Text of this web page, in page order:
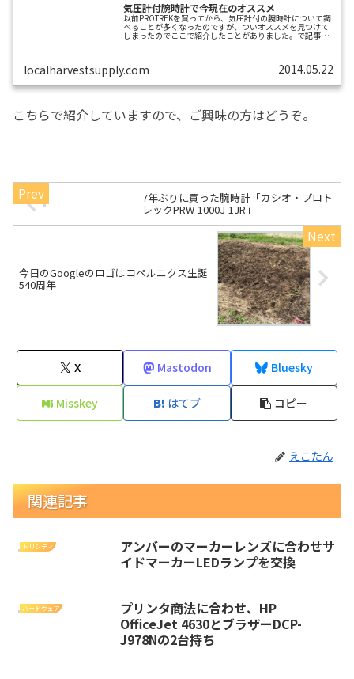
気圧計付腕時計で今現在のオススメ
以前PROTREKを買ってから、気圧計付の腕時計について調
べることが多くなったのですが、ついオススメを見つけて
しまったのでここで紹介したことがありました。で記事に
300Hが、最近値ごろ感が出てきました。上記2機種同様、
わかると色々幸せになるかたに、オススメです。
localharvestsupply.com 2014.05.22
こちらで紹介していますので、ご興味の方はどうぞ。
7年ぶりに買った腕時計「カシオ・プロト
レックPRW-1000J-1JR」
今日のGoogleのロゴはコペルニクス生誕
540周年
X Mastodon Bluesky
Misskey はてブ コピー
えこたん
関連記事
トリシティ
アンバーのマーカーレンズに合わせサ
イドマーカーLEDランプを交換
ハードウェア
プリンタ商法に合わせ、HP
OfficeJet 4630とブラザーDCP-
J978Nの2台持ち